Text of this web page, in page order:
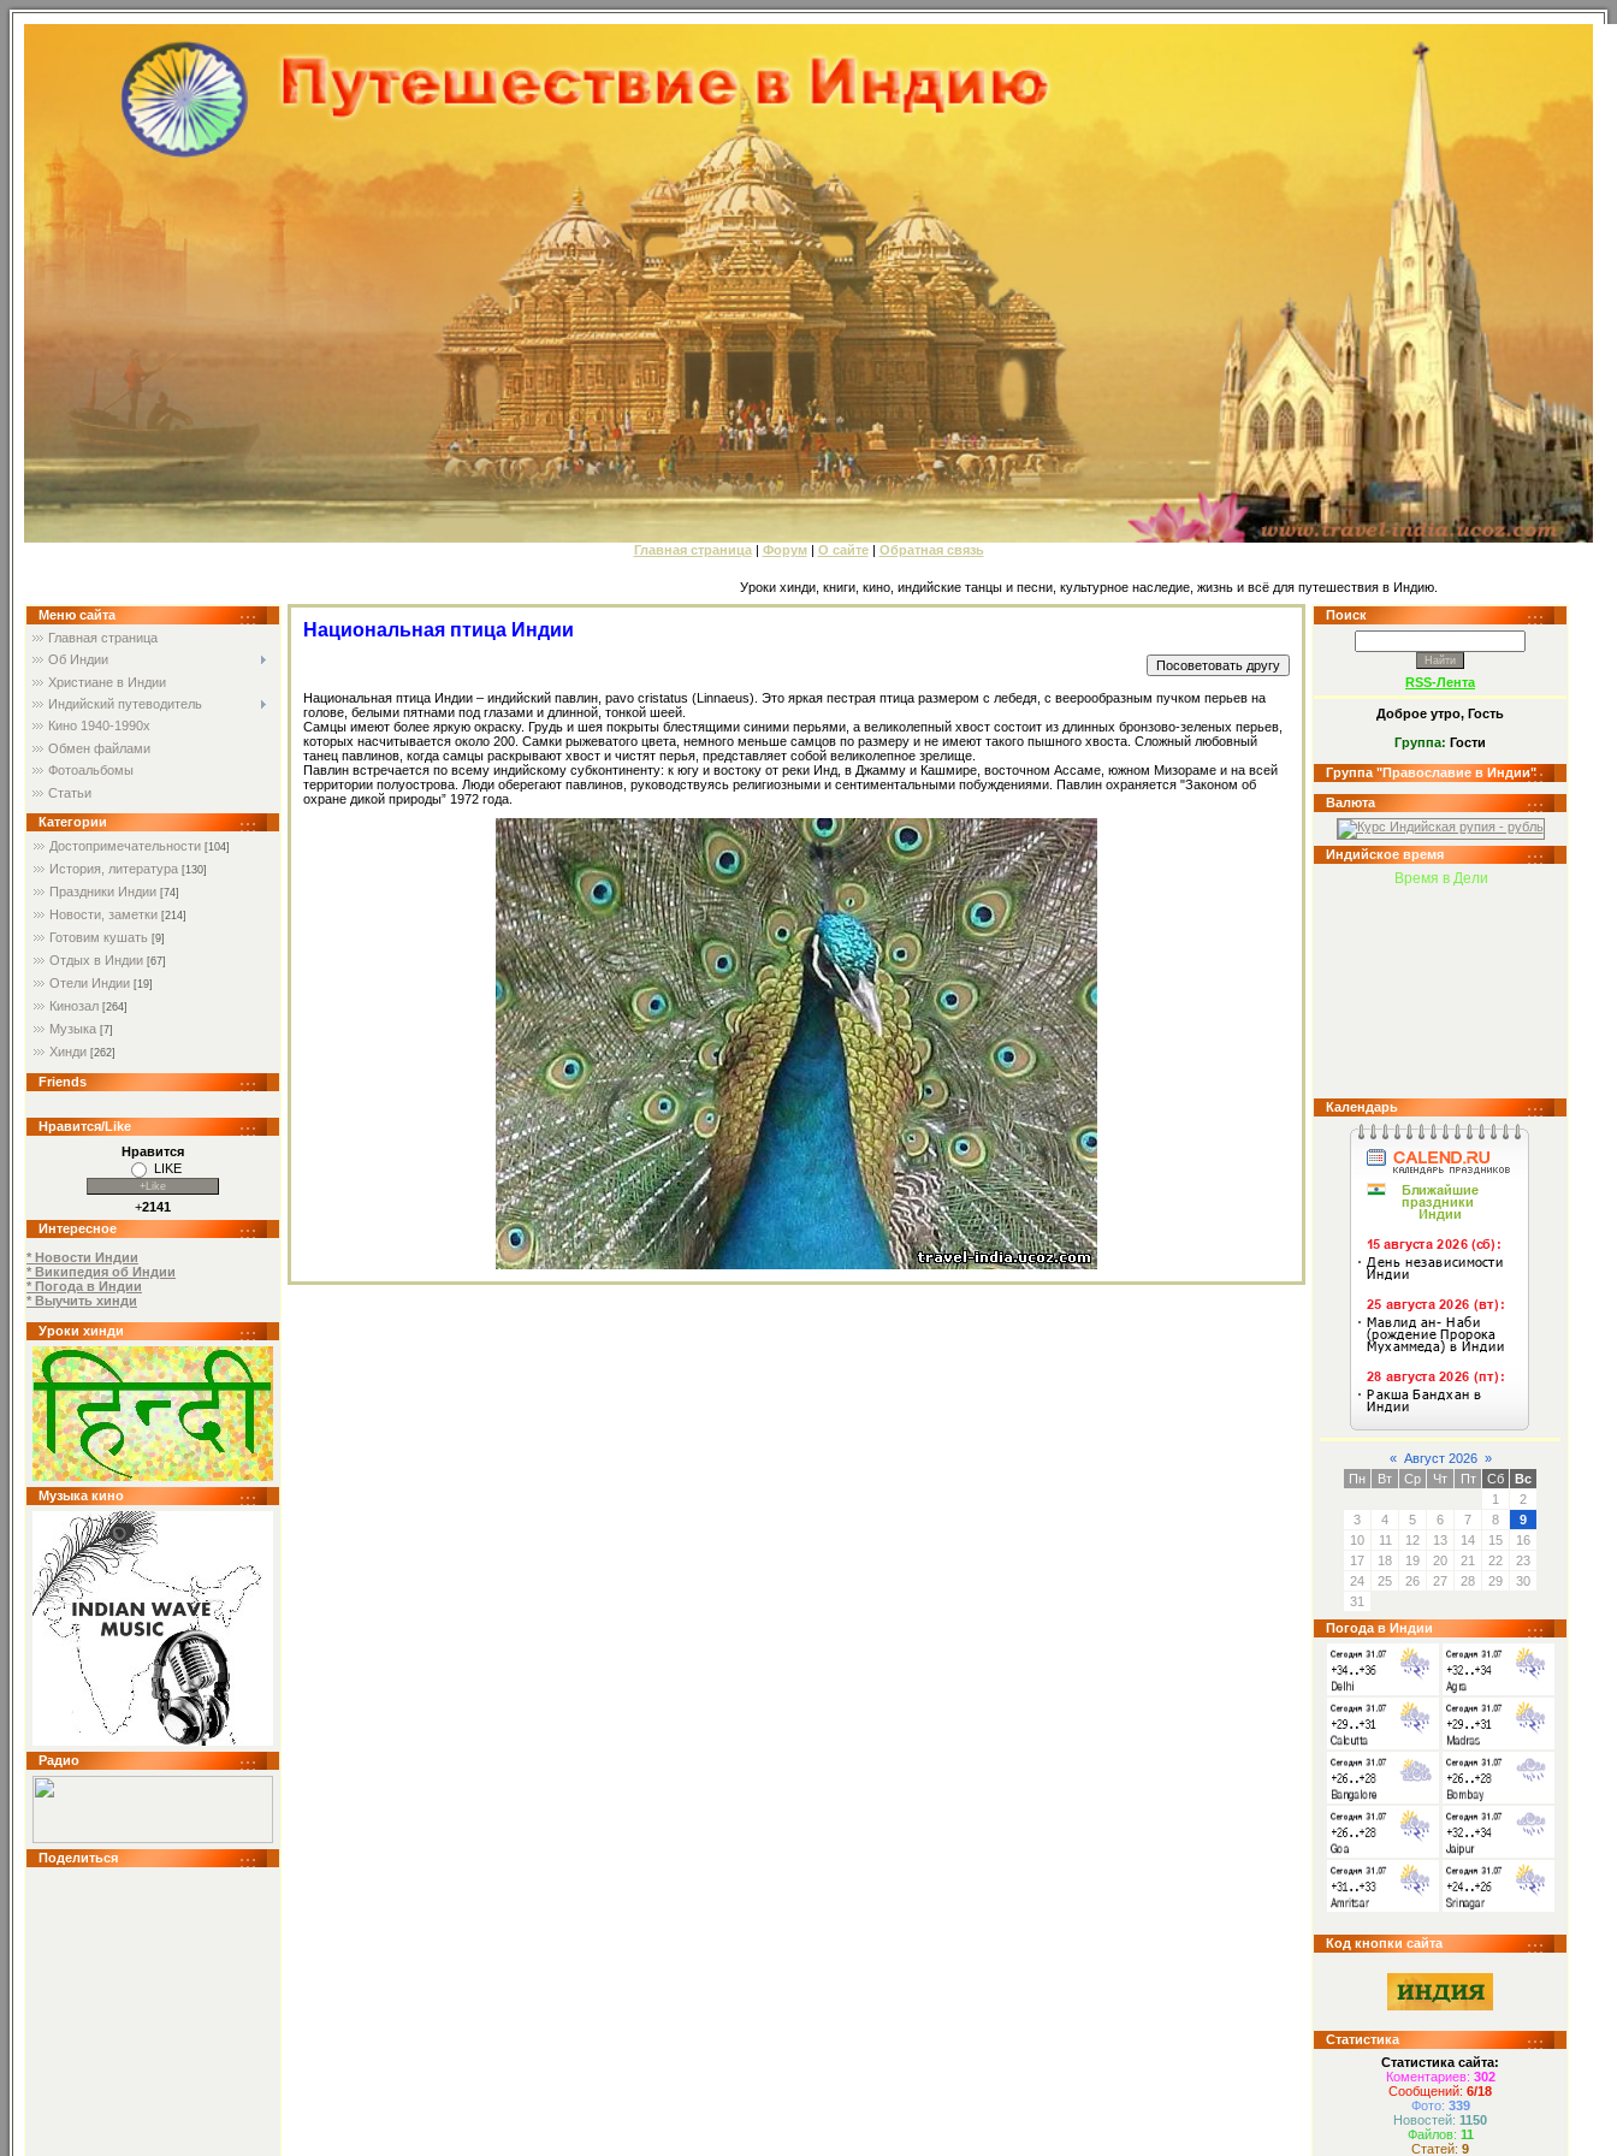
Главная страница Форум| О сайте| Обратная связь
Уроки хинди, книги, кино, индийские танцы и песни, культурное наследие, жизнь и всё для путешествия в Индию.
Меню сайта
Главная страница
Об Индии
Христиане в Индии
Индийский путеводитель
Кино 1940-1990х
Обмен файлами
Фотоальбомы
Статьи
Категории
Достопримечательности [104]
История, литература [130]
Праздники Индии [74]
Новости, заметки [214]
Готовим кушать [9]
Отдых в Индии [67]
Отели Индии [19]
Кинозал [264]
Музыка [7]
Хинди [262]
Friends
Нравится/Like
Нравится
LIKE
+2141
Интересное
* Новости Индии
* Википедия об Индии
* Погода в Индии
* Выучить хинди
Уроки хинди
Музыка кино
Радио
Поделиться
Национальная птица Индии
Национальная птица Индии – индийский павлин, pavo cristatus (Linnaeus). Это яркая пестрая птица размером с лебедя, с веерообразным пучком перьев на
голове, белыми пятнами под глазами и длинной, тонкой шеей.
Самцы имеют более яркую окраску. Грудь и шея покрыты блестящими синими перьями, а великолепный хвост состоит из длинных бронзово-зеленых перьев,
которых насчитывается около 200. Самки рыжеватого цвета, немного меньше самцов по размеру и не имеют такого пышного хвоста. Сложный любовный
танец павлинов, когда самцы раскрывают хвост и чистят перья, представляет собой великолепное зрелище.
Павлин встречается по всему индийскому субконтиненту: к югу и востоку от реки Инд, в Джамму и Кашмире, восточном Ассаме, южном Мизораме и на всей
территории полуострова. Люди оберегают павлинов, руководствуясь религиозными и сентиментальными побуждениями. Павлин охраняется "Законом об
охране дикой природы” 1972 года.
Поиск
RSS-Лента
Доброе утро, Гость
Группа: Гости
Группа "Православие в Индии"
Валюта
Индийское время
Время в Дели
Календарь
« Август 2026 »
Пн
Вт Ср Чт Пт Сб
Вс
1
2
3
4 5 6 7 8
9
10
11 12 13 14 15
16
17
18 19 20 21 22
23
24
25 26 27 28 29
30
31
Погода в Индии
Код кнопки сайта
Статистика
Статистика сайта:
Коментариев: 302
Сообщений: 6/18
Фото: 339
Новостей: 1150
Файлов: 11
Статей: 9